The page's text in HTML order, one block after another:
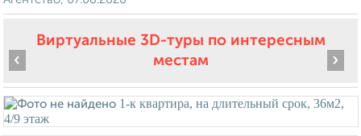
Виртуальные 3D-туры по интересным
местам
‹ ›